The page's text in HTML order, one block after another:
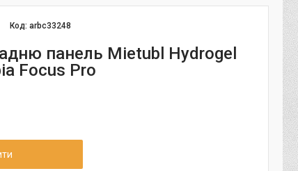
Код:arbc33248
панель Mietubl Hydrogel
Focus Pro